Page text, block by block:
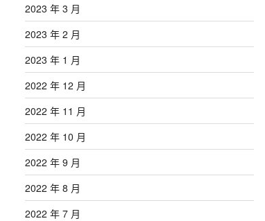
2023 年 3 月
2023 年 2 月
2023 年 1 月
2022 年 12 月
2022 年 11 月
2022 年 10 月
2022 年 9 月
2022 年 8 月
2022 年 7 月